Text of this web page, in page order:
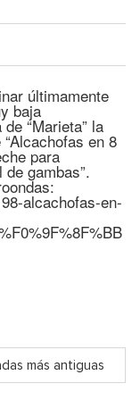
últimamente
baja
“Marieta” la
en 8
para
gambas”.
alcachofas-en-
más antiguas